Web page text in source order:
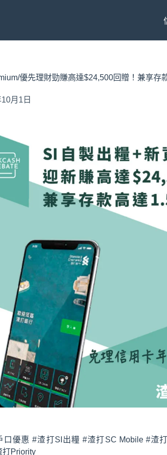
優先理財勁賺高達$24,500回贈！兼享存
月1日
口優惠 #渣打SI出糧 #渣打SC Mobile #渣
打Priority